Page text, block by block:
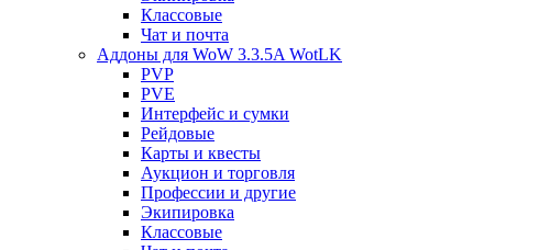
Классовые
Чат и почта
Аддоны для WoW 3.3.5A WotLK
PVP
PVE
Интерфейс и сумки
Рейдовые
Карты и квесты
Аукцион и торговля
Профессии и другие
Экипировка
Классовые